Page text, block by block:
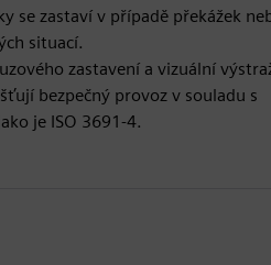
se zastaví v případě překážek
situací.
zastavení a vizuální
bezpečný provoz v souladu s
je ISO 3691-4.